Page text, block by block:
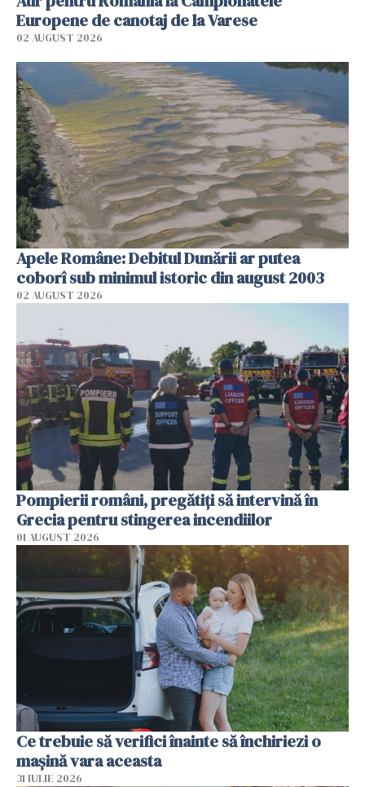
Europene de canotaj de la Varese
02 AUGUST 2026
Apele Române: Debitul Dunării ar putea
coborî sub minimul istoric din august 2003
02 AUGUST 2026
Pompierii români, pregătiţi să intervină în
Grecia pentru stingerea incendiilor
01 AUGUST 2026
Ce trebuie să verifici înainte să închiriezi o
mașină vara aceasta
31 IULIE 2026